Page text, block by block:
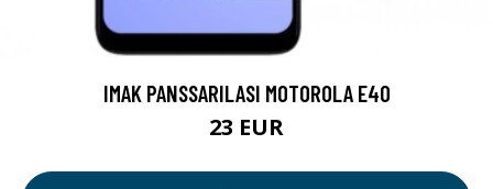
IMAK PANSSARILASI MOTOROLA E40
23 EUR